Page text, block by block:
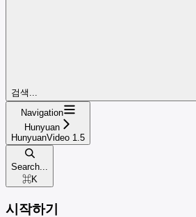
검색...
Navigation
Hunyuan
HunyuanVideo 1.5
Search...
⌘K
시작하기